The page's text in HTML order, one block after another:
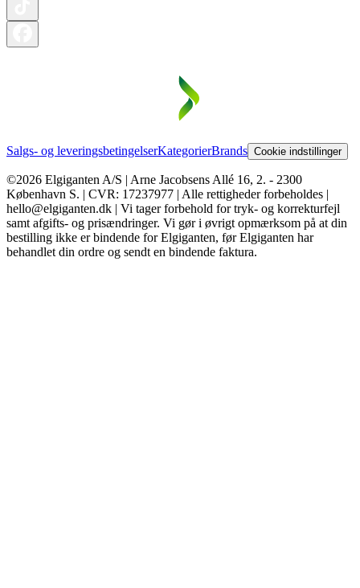
Salgs- og leveringsbetingelserKategorierBrands Cookie indstillinger
©2026 Elgiganten A/S | Arne Jacobsens Allé 16, 2. - 2300
København S. | CVR: 17237977 | Alle rettigheder forbeholdes |
hello@elgiganten.dk | Vi tager forbehold for tryk- og korrekturfejl
samt afgifts- og prisændringer. Vi gør i øvrigt opmærksom på at din
bestilling ikke er bindende for Elgiganten, før Elgiganten har
behandlet din ordre og sendt en bindende faktura.